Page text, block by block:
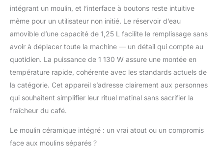
que vous prépariez 2
cafetière dispose d'un
écran TFT innovant qui
permet d'effectuer des
réglages personnalisés;
en acier inoxydable de
haute qualité maintien
la chaleur du café
parfaitement aux chocs
intégrant un moulin, et l’interface à boutons reste intuitive
même pour un utilisateur non initié. Le réservoir d’eau
amovible d’une capacité de 1,25 L facilite le remplissage sans
avoir à déplacer toute la machine — un détail qui compte au
quotidien. La puissance de 1 130 W assure une montée en
température rapide, cohérente avec les standards actuels de
la catégorie. Cet appareil s’adresse clairement aux personnes
qui souhaitent simplifier leur rituel matinal sans sacrifier la
fraîcheur du café.
Le moulin céramique intégré : un vrai atout ou un compromis
face aux moulins séparés ?